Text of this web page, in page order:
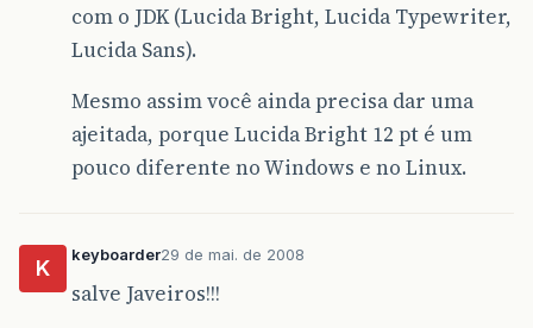
com o JDK (Lucida Bright, Lucida Typewriter,
Lucida Sans).
Mesmo assim você ainda precisa dar uma
ajeitada, porque Lucida Bright 12 pt é um
pouco diferente no Windows e no Linux.
K
keyboarder29 de mai. de 2008
salve Javeiros!!!